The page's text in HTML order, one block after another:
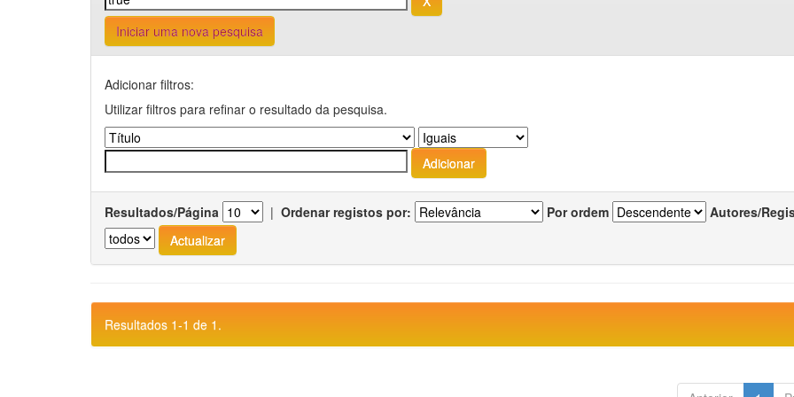
Iniciar uma nova pesquisa
Adicionar filtros:
Utilizar filtros para refinar o resultado da pesquisa.
Resultados/Página | Ordenar registos por: Por ordem Autores/
Resultados 1-1 de 1.